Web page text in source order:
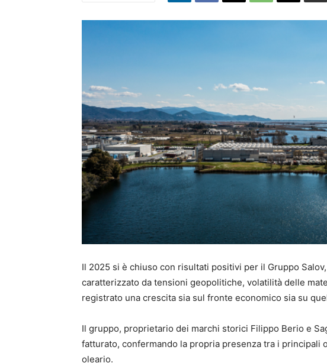
Il 2025 si è chiuso con risultati positivi per il Gruppo
caratterizzato da tensioni geopolitiche, volatilità delle
registrato una crescita sia sul fronte economico sia su
Il gruppo, proprietario dei marchi storici Filippo Berio e
fatturato, confermando la propria presenza tra i principali
oleario.